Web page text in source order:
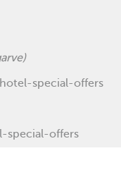
special-offers
special-offers